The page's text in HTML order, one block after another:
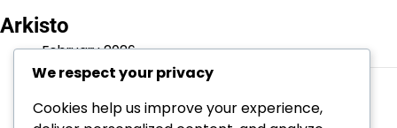
Arkisto
February 2026
January 2026
We respect your privacy
Cookies help us improve your experience,